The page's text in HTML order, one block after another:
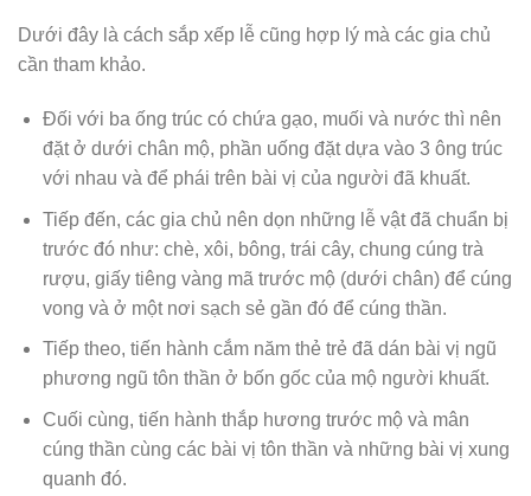
Dưới đây là cách sắp xếp lễ cũng hợp lý mà các gia chủ
cần tham khảo.
Đối với ba ống trúc có chứa gạo, muối và nước thì nên
đặt ở dưới chân mộ, phần uống đặt dựa vào 3 ông trúc
với nhau và để phái trên bài vị của người đã khuất.
Tiếp đến, các gia chủ nên dọn những lễ vật đã chuẩn bị
trước đó như: chè, xôi, bông, trái cây, chung cúng trà
rượu, giấy tiêng vàng mã trước mộ (dưới chân) để cúng
vong và ở một nơi sạch sẻ gần đó để cúng thần.
Tiếp theo, tiến hành cắm năm thẻ trẻ đã dán bài vị ngũ
phương ngũ tôn thần ở bốn gốc của mộ người khuất.
Cuối cùng, tiến hành thắp hương trước mộ và mân
cúng thần cùng các bài vị tôn thần và những bài vị xung
quanh đó.